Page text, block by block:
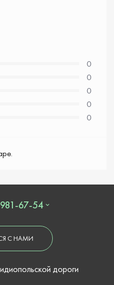
0
0
0
0
0
67-54
С НАМИ
дороги